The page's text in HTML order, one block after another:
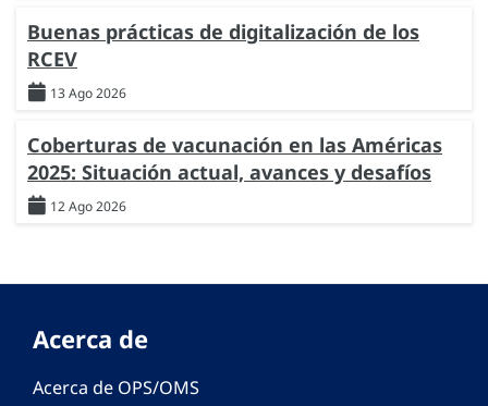
Buenas prácticas de digitalización de los
RCEV
13 Ago 2026
Coberturas de vacunación en las Américas
2025: Situación actual, avances y desafíos
12 Ago 2026
Acerca de
Acerca de OPS/OMS